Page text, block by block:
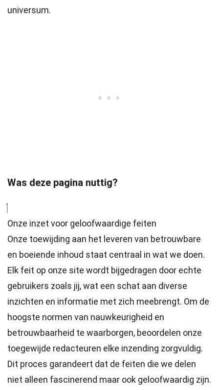
universum.
Was deze pagina nuttig?
Onze inzet voor geloofwaardige feiten
Onze toewijding aan het leveren van betrouwbare
en boeiende inhoud staat centraal in wat we doen.
Elk feit op onze site wordt bijgedragen door echte
gebruikers zoals jij, wat een schat aan diverse
inzichten en informatie met zich meebrengt. Om de
hoogste normen van nauwkeurigheid en
betrouwbaarheid te waarborgen, beoordelen onze
toegewijde redacteuren elke inzending zorgvuldig.
Dit proces garandeert dat de feiten die we delen
niet alleen fascinerend maar ook geloofwaardig zijn.